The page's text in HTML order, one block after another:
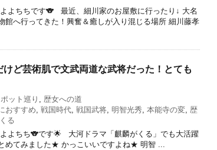
よちちです🐨 最近、細川家のお屋敷に行ったり↓ 大名
館へ行ってきた！興奮＆癒しが入り混じる場所 細川藤孝
ど芸術肌で文武両道な武将だった！とても
ット巡り , 歴女への道
おすすめ, 戦国時代, 戦国武将, 明智光秀, 本能寺の変, 歴
る
よちち🐨です🌟 大河ドラマ「麒麟がくる」でも大活躍
めてみました★ かっこいいですよね★ 明智 ...